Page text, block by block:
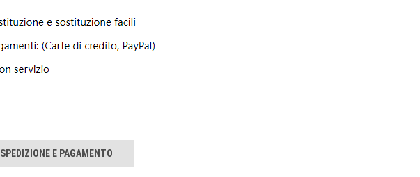
SPEDIZIONE E PAGAMENTO